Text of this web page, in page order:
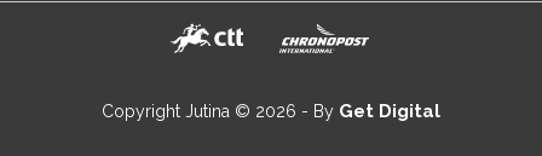
Copyright Jutina © 2026 - By Get Digital